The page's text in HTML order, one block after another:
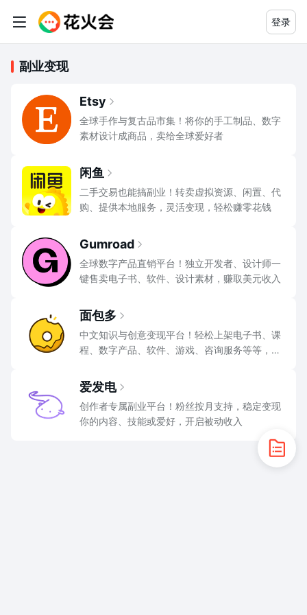
登录
副业资源导航大全：高质量赚钱相
副业变现
Etsy
全球手作与复古品市集！将你的手工制品、数字
素材设计成商品，卖给全球爱好者
闲鱼
二手交易也能搞副业！转卖虚拟资源、闲置、代
购、提供本地服务，灵活变现，轻松赚零花钱
Gumroad
全球数字产品直销平台！独立开发者、设计师一
键售卖电子书、软件、设计素材，赚取美元收入
面包多
中文知识与创意变现平台！轻松上架电子书、课
程、数字产品、软件、游戏、咨询服务等等，边
爱发电
创作者专属副业平台！粉丝按月支持，稳定变现
你的内容、技能或爱好，开启被动收入